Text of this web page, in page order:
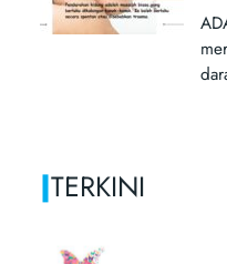
|TERKINI